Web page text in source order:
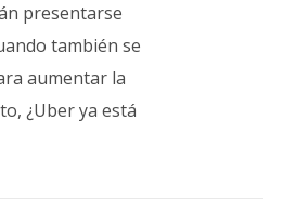
presentarse
también se
aumentar la
¿Uber ya está